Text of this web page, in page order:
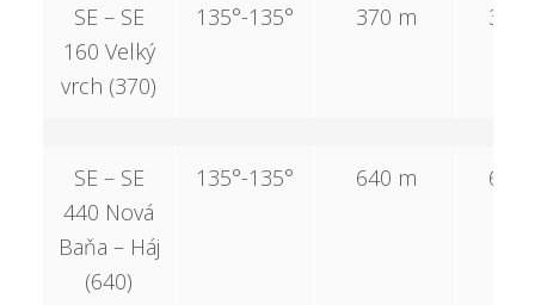
SE – SE
160 Velký
vrch (370)
135°-135° 370 m 370
SE – SE
440 Nová
Baňa – Háj
(640)
135°-135° 640 m 640